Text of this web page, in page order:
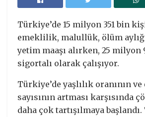
Türkiye’de 15 milyon 351 bin
emeklilik, malullük, ölüm
yetim maaşı alırken, 25 milyon
sigortalı olarak çalışıyor.
Türkiye’de yaşlılık oranının
sayısının artması karşısında
daha çok tartışılmaya